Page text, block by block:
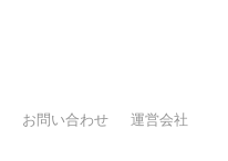
お問い合わせ 運営会社